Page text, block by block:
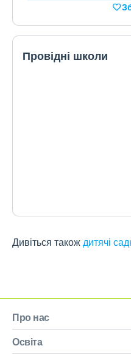
Провідні школи
Дивіться такождитячі
Про нас
Освіта